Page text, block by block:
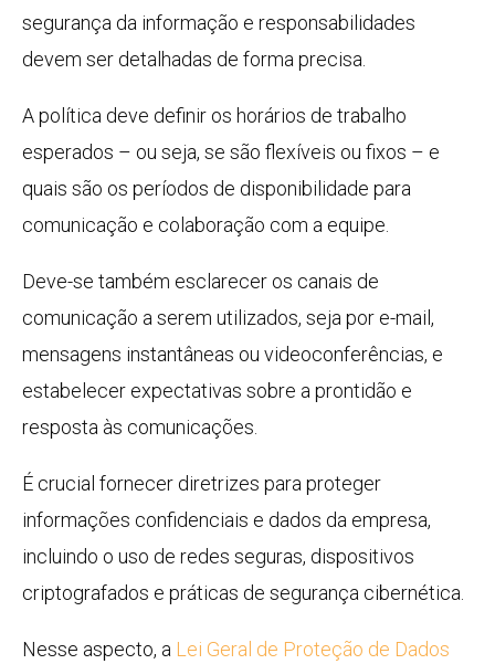
segurança da informação e responsabilidades
devem ser detalhadas de forma precisa.
A política deve definir os horários de trabalho
esperados – ou seja, se são flexíveis ou fixos – e
quais são os períodos de disponibilidade para
comunicação e colaboração com a equipe.
Deve-se também esclarecer os canais de
comunicação a serem utilizados, seja por e-mail,
mensagens instantâneas ou videoconferências, e
estabelecer expectativas sobre a prontidão e
resposta às comunicações.
É crucial fornecer diretrizes para proteger
informações confidenciais e dados da empresa,
incluindo o uso de redes seguras, dispositivos
criptografados e práticas de segurança cibernética.
Nesse aspecto, a Lei Geral de Proteção de Dados